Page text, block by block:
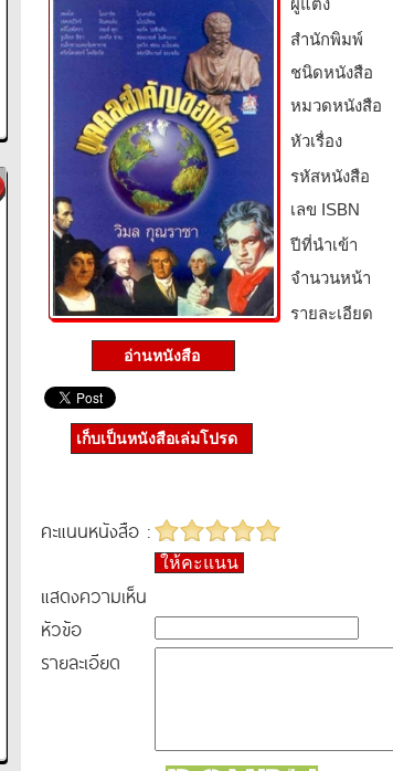
อ่านหนังสือ
ผู้แต่ง
สำนักพิมพ์
ชนิดหนังสือ­
หมวดหนังสือ­
หัวเรื่อง
รหัสหนังสือ­
เลข ISBN
ปีที่นำเข้า
จำนวนหน้า
รายละเอียด
เก็บเป็นหนังสือเล่มโปรด
คะแนนหนังสือ :
ให้คะแนน
แสดงความเห็น
หัวข้อ
รายละเอียด